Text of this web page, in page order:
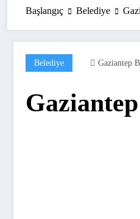
Başlangıç Belediye
Belediye Gaziantep